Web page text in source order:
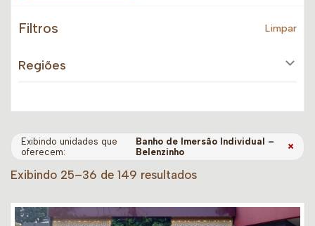
Filtros Limpar
Regiões
Exibindo unidades que
oferecem:
Banho de Imersão Individual –
Belenzinho
×
Exibindo 25–36 de 149 resultados